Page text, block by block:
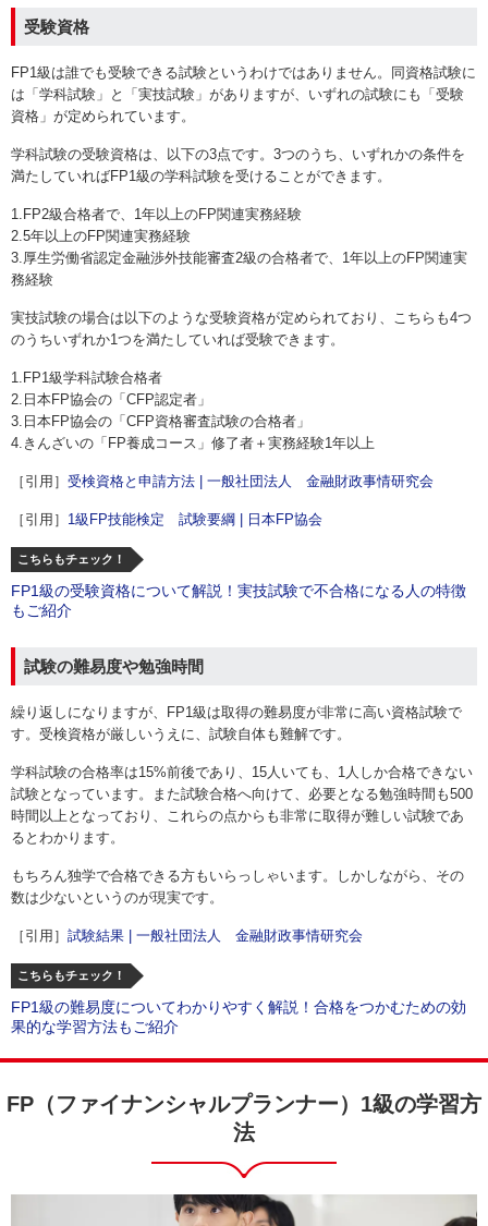
受験資格
FP1級は誰でも受験できる試験というわけではありません。同資格試験に
は「学科試験」と「実技試験」がありますが、いずれの試験にも「受験
資格」が定められています。
学科試験の受験資格は、以下の3点です。3つのうち、いずれかの条件を
満たしていればFP1級の学科試験を受けることができます。
1.FP2級合格者で、1年以上のFP関連実務経験
2.5年以上のFP関連実務経験
3.厚生労働省認定金融渉外技能審査2級の合格者で、1年以上のFP関連実
務経験
実技試験の場合は以下のような受験資格が定められており、こちらも4つ
のうちいずれか1つを満たしていれば受験できます。
1.FP1級学科試験合格者
2.日本FP協会の「CFP認定者」
3.日本FP協会の「CFP資格審査試験の合格者」
4.きんざいの「FP養成コース」修了者＋実務経験1年以上
［引用］ 受検資格と申請方法 | 一般社団法人 金融財政事情研究会
［引用］ 1級FP技能検定 試験要綱 | 日本FP協会
こちらもチェック！
FP1級の受験資格について解説！実技試験で不合格になる人の特徴
もご紹介
試験の難易度や勉強時間
繰り返しになりますが、FP1級は取得の難易度が非常に高い資格試験で
す。受検資格が厳しいうえに、試験自体も難解です。
学科試験の合格率は15%前後であり、15人いても、1人しか合格できない
試験となっています。また試験合格へ向けて、必要となる勉強時間も500
時間以上となっており、これらの点からも非常に取得が難しい試験であ
るとわかります。
もちろん独学で合格できる方もいらっしゃいます。しかしながら、その
数は少ないというのが現実です。
［引用］ 試験結果 | 一般社団法人 金融財政事情研究会
こちらもチェック！
FP1級の難易度についてわかりやすく解説！合格をつかむための効
果的な学習方法もご紹介
FP（ファイナンシャルプランナー）1級の学習方
法